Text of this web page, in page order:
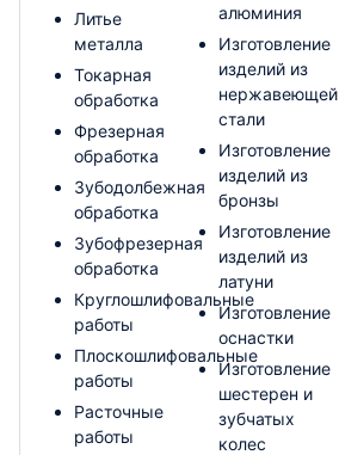
Литье
металла
Токарная
обработка
Фрезерная
обработка
Зубодолбежная
обработка
Зубофрезерная
обработка
Круглошлифовальные
работы
Плоскошлифовальные
работы
Расточные
работы
алюминия
Изготовление
изделий из
нержавеющей
стали
Изготовление
изделий из
бронзы
Изготовление
изделий из
латуни
Изготовление
оснастки
Изготовление
шестерен и
зубчатых
колес